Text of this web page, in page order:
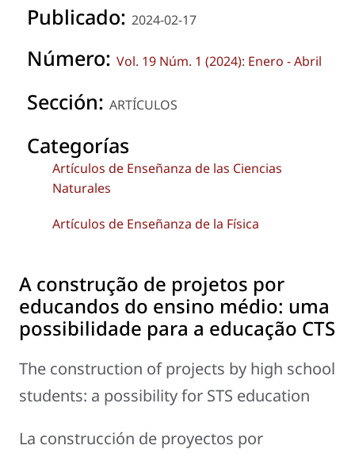
Publicado: 2024-02-17
Número: Vol. 19 Núm. 1 (2024): Enero - Abril
Sección: ARTÍCULOS
Categorías
Artículos de Enseñanza de las Ciencias
Naturales
Artículos de Enseñanza de la Física
A construção de projetos por
educandos do ensino médio: uma
possibilidade para a educação CTS
The construction of projects by high school
students: a possibility for STS education
La construcción de proyectos por